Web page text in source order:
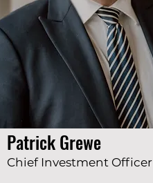
Patrick Grewe
Chief Investment Officer